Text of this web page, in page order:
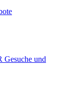
und